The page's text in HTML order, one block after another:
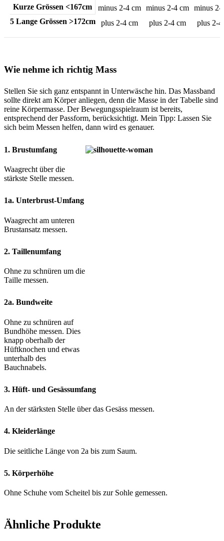
Kurze Grössen <167cm
5 Lange Grössen >172cm
minus 2-4 cm
plus 2-4 cm
minus 2-4 cm
plus 2-4 cm
minus 2-
plus 2-4
Wie nehme ich richtig Mass
Stellen Sie sich ganz entspannt in Unterwäsche hin. Das Massband
sollte direkt am Körper anliegen, denn die Masse in der Tabelle sind
reine Körpermasse. Der Bewegungsspielraum ist bereits,
entsprechend der Passform, berücksichtigt. Mein Tipp: Lassen Sie
sich beim Messen helfen, dann wird es genauer.
1. Brustumfang
Waagrecht über die
stärkste Stelle messen.
1a. Unterbrust-Umfang
Waagrecht am unteren
Brustansatz messen.
2. Taillenumfang
Ohne zu schnüren um die
Taille messen.
2a. Bundweite
Ohne zu schnüren auf
Bundhöhe messen. Dies
knapp oberhalb der
Hüftknochen und etwas
unterhalb des
Bauchnabels.
3. Hüft- und Gesässumfang
An der stärksten Stelle über das Gesäss messen.
4. Kleiderlänge
Die seitliche Länge von 2a bis zum Saum.
5. Körperhöhe
Ohne Schuhe vom Scheitel bis zur Sohle gemessen.
Ähnliche Produkte